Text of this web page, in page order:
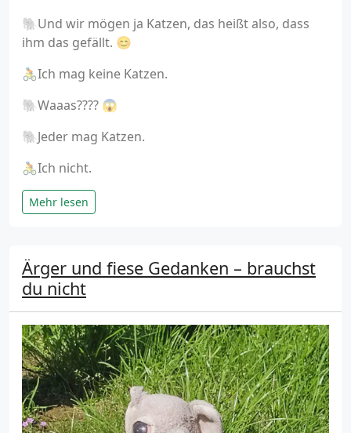
🐘Und wir mögen ja Katzen, das heißt also, dass
ihm das gefällt. 😊
🚴Ich mag keine Katzen.
🐘Waaas???? 😱
🐘Jeder mag Katzen.
🚴Ich nicht.
Mehr lesen
Ärger und fiese Gedanken – brauchst
du nicht